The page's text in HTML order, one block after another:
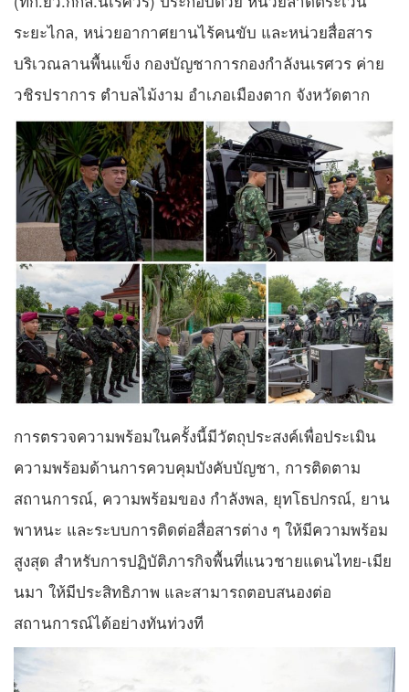
ระยะไกล, หน่วยอากาศยานไร้คนขับ และหน่วยสื่อสาร
บริเวณลานพื้นแข็ง กองบัญชาการกองกำลังนเรศวร ค่าย
วชิรปราการ ตำบลไม้งาม อำเภอเมืองตาก จังหวัดตาก
การตรวจความพร้อมในครั้งนี้มีวัตถุประสงค์เพื่อประเมิน
ความพร้อมด้านการควบคุมบังคับบัญชา, การติดตาม
สถานการณ์, ความพร้อมของ กำลังพล, ยุทโธปกรณ์, ยาน
พาหนะ และระบบการติดต่อสื่อสารต่าง ๆ ให้มีความพร้อม
สูงสุด สำหรับการปฏิบัติภารกิจพื้นที่แนวชายแดนไทย-เมีย
นมา ให้มีประสิทธิภาพ และสามารถตอบสนองต่อ
สถานการณ์ได้อย่างทันท่วงที